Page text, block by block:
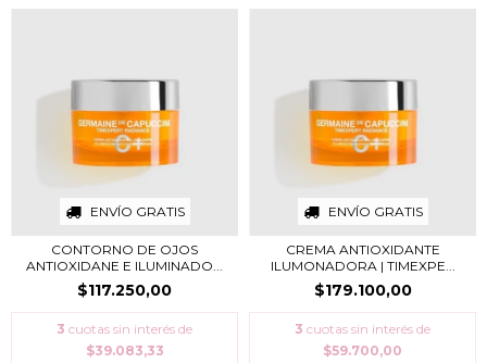
ENVÍO GRATIS
CONTORNO DE OJOS
ANTIOXIDANE E ILUMINADO...
$117.250,00
3 cuotas sin interés de
$39.083,33
ENVÍO GRATIS
CREMA ANTIOXIDANTE
ILUMONADORA | TIMEXPE...
$179.100,00
3 cuotas sin interés de
$59.700,00